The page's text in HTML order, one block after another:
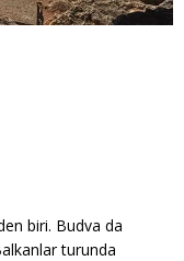
biri. Budva da
turunda